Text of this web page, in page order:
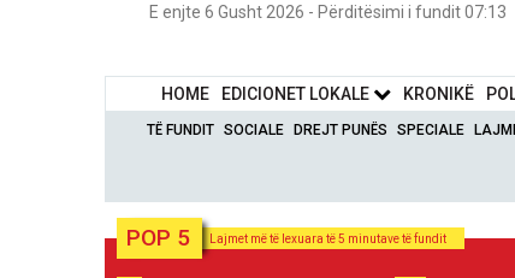
E enjte 6 Gusht 2026 - Përditësimi i fundit 07:13
HOME EDICIONET LOKALE KRONIKË
TË FUNDIT SOCIALE DREJT PUNËS SPECIALE
POP 5 Lajmet më të lexuara të 5 minutave të fundit